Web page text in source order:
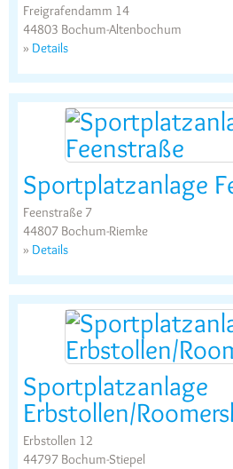
Freigrafendamm 14
44803 Bochum-Altenbochum
» Details
Sportplatzanlage
Feenstraße 7
44807 Bochum-Riemke
» Details
Sportplatzanlage
Erbstollen/
Erbstollen 12
44797 Bochum-Stiepel